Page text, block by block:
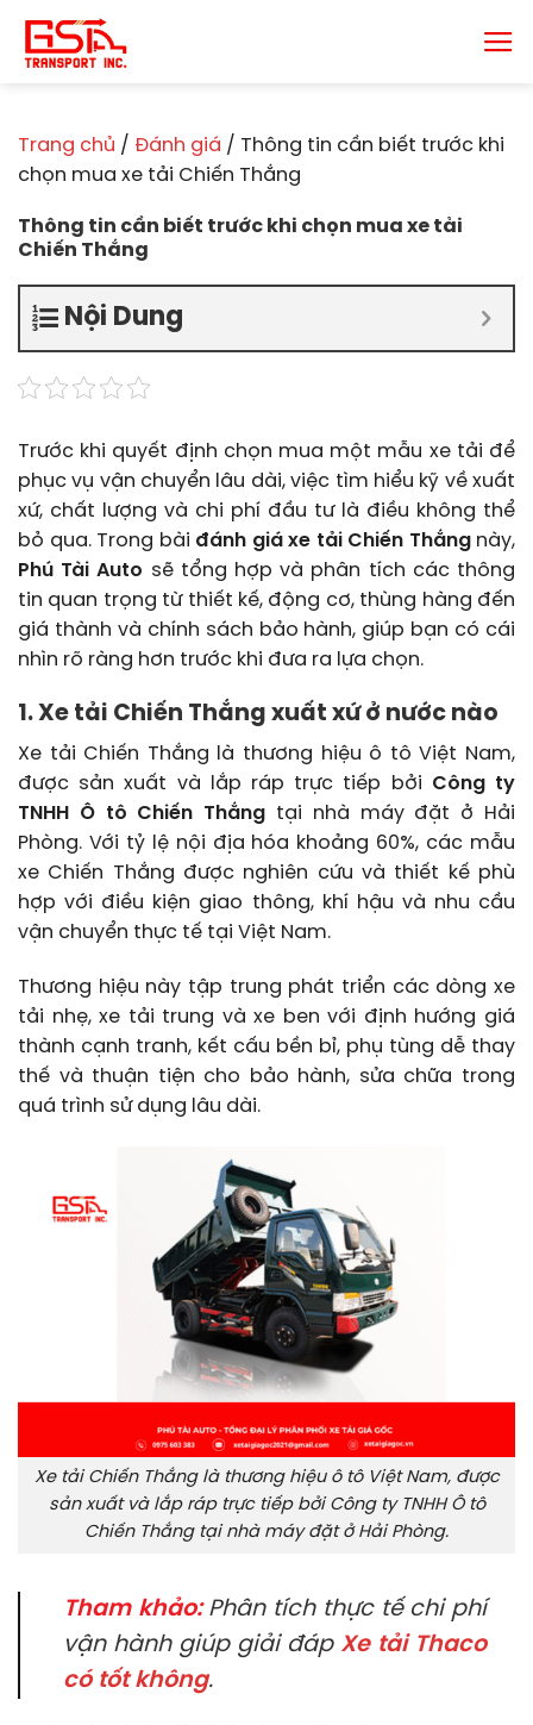
đến
nội
Trang chủ / Đánh giá / Thông tin cần biết trước khi
chọn mua xe tải Chiến Thắng
Thông tin cần biết trước khi chọn mua xe tải
Chiến Thắng
Nội Dung
Trước khi quyết định chọn mua một mẫu xe tải để
phục vụ vận chuyển lâu dài, việc tìm hiểu kỹ về xuất
xứ, chất lượng và chi phí đầu tư là điều không thể
bỏ qua. Trong bài đánh giá xe tải Chiến Thắngnày,
Phú Tài Auto sẽ tổng hợp và phân tích các thông
tin quan trọng từ thiết kế, động cơ, thùng hàng đến
giá thành và chính sách bảo hành, giúp bạn có cái
nhìn rõ ràng hơn trước khi đưa ra lựa chọn.
1. Xe tải Chiến Thắng xuất xứ ở nước nào
Xe tải Chiến Thắng là thương hiệu ô tô Việt Nam,
được sản xuất và lắp ráp trực tiếp bởi Công ty
TNHH Ô tô Chiến Thắng tại nhà máy đặt ở Hải
Phòng. Với tỷ lệ nội địa hóa khoảng 60%, các mẫu
xe Chiến Thắng được nghiên cứu và thiết kế phù
hợp với điều kiện giao thông, khí hậu và nhu cầu
vận chuyển thực tế tại Việt Nam.
Thương hiệu này tập trung phát triển các dòng xe
tải nhẹ, xe tải trung và xe ben với định hướng giá
thành cạnh tranh, kết cấu bền bỉ, phụ tùng dễ thay
thế và thuận tiện cho bảo hành, sửa chữa trong
quá trình sử dụng lâu dài.
Xe tải Chiến Thắng là thương hiệu ô tô Việt Nam, được
sản xuất và lắp ráp trực tiếp bởi Công ty TNHH Ô tô
Chiến Thắng tại nhà máy đặt ở Hải Phòng.
Tham khảo:Phân tích thực tế chi phí
vận hành giúp giải đáp Xe tải Thaco
có tốt không.